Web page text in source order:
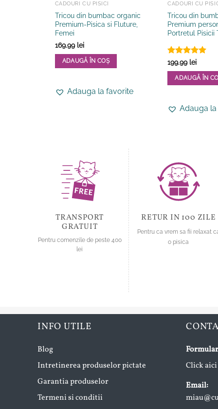
CADOURI CU PISICI
Tricou din bumbac organic
Premium-Pisica si Fluture,
Femei
169.99 lei
ADAUGĂ ÎN COȘ
are
alese
pagina
Adauga la favorite
CADOURI CU
Tricou din
Premium
Portretul Pisicii
Evaluat la
199.99 lei
ADAUGĂ ÎN
are
pot
fi
în
pagina
Adauga
TRANSPORT
GRATUIT
Pentru comenzile de peste 400
lei
RETUR IN 100 ZILE
Pentru ca vrem sa fii relaxat
o pisica
INFO UTILE
Blog
Intretinerea produselor pictate
Garantia produselor
Termeni si conditii
Click aici
Email: